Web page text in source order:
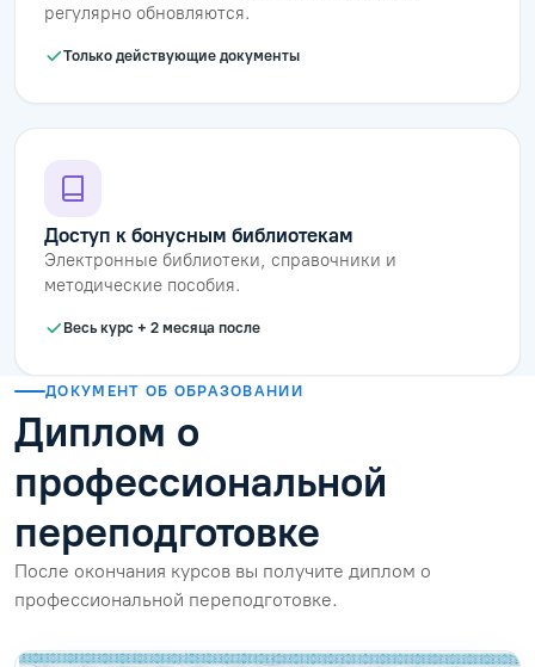
регулярно обновляются.
Только действующие документы
Доступ к бонусным библиотекам
Электронные библиотеки, справочники и
методические пособия.
Весь курс + 2 месяца после
ДОКУМЕНТ ОБ ОБРАЗОВАНИИ
Диплом о
профессиональной
переподготовке
После окончания курсов вы получите диплом о
профессиональной переподготовке.